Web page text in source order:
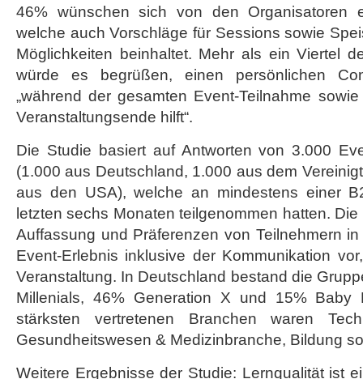
46% wünschen sich von den Organisatoren
welche auch Vorschläge für Sessions sowie
Möglichkeiten beinhaltet. Mehr als ein Viertel
würde es begrüßen, einen persönlichen
„während der gesamten Event-Teilnahme
Veranstaltungsende hilft“.
Die Studie basiert auf Antworten von 3.000
(1.000 aus Deutschland, 1.000 aus dem
aus den USA), welche an mindestens einer
letzten sechs Monaten teilgenommen hatten.
Auffassung und Präferenzen von Teilnehmern
Event-Erlebnis inklusive der Kommunikation
Veranstaltung. In Deutschland bestand die
Millenials, 46% Generation X und 15%
stärksten vertretenen Branchen waren
Gesundheitswesen & Medizinbranche, Bildung
Weitere Ergebnisse der Studie: Lernqualität ist